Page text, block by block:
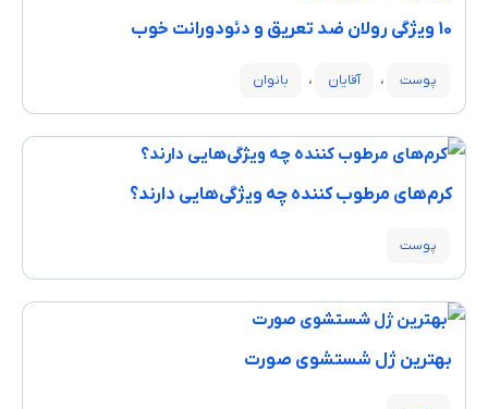
10 ویژگی رولان ضد تعریق و دئودورانت خوب
پوست ، آقایان ، بانوان
کرم‌های مرطوب کننده چه ویژگی‌هایی دارند؟
پوست
بهترین ژل شستشوی صورت